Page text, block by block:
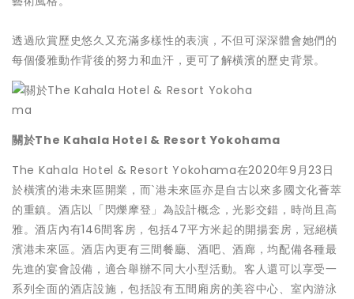
透過欣賞歷史悠久又充滿多樣性的表演，不但可深深體會她們的
每個優雅動作背後的努力和血汗，更可了解橫濱的歷史背景。
關於The Kahala Hotel & Resort Yokohama
The Kahala Hotel & Resort Yokohama在2020年9月23日
於橫濱的港未來區開業，而`港未來區亦是自古以來多國文化薈萃
的重鎮。酒店以「閃爍摩登」為設計概念，光影交錯，時尚且高
雅。酒店內有146間客房，包括47平方米起的開揚套房，冠絕橫
濱港未來區。酒店內更有三間餐廳、酒吧、酒廊，均配備各種最
先進的宴會設備，適合舉辦不同大小型活動。客人還可以享受一
系列全面的酒店設施，包括設有五間廂房的美容中心、室內游泳